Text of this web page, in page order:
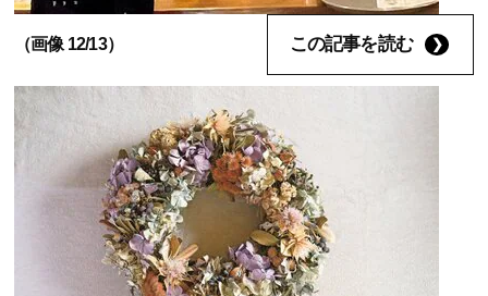
（画像 12/13） この記事を読む